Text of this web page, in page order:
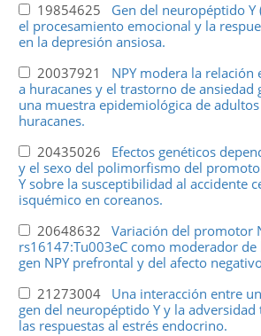
19854625 Gen del neuropéptido Y
el procesamiento emocional y la
en la depresión ansiosa.
20037921 NPY modera la relación
a huracanes y el trastorno de ansiedad
una muestra epidemiológica de
huracanes.
20435026 Efectos genéticos
y el sexo del polimorfismo del
Y sobre la susceptibilidad al accidente
isquémico en coreanos.
20648632 Variación del promotor
rs16147:Tu003eC como moderador de
gen NPY prefrontal y del afecto
21273004 Una interacción entre
gen del neuropéptido Y y la
las respuestas al estrés endocrino.